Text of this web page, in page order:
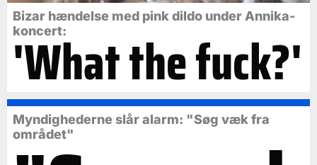
Bizar hændelse med pink dildo under Annika-
koncert:
'What the fuck?'
Myndighederne slår alarm: "Søg væk fra
området"